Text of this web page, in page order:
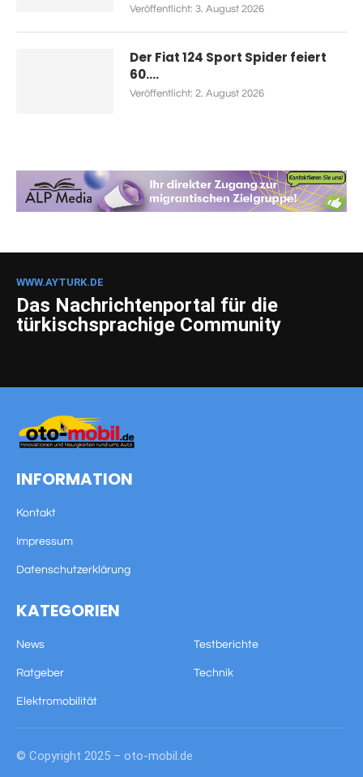
Veröffentlicht: 3. August 2026
Der Fiat 124 Sport Spider feiert
60....
Veröffentlicht: 2. August 2026
INFORMATION
Kontakt
Impressum
Datenschutzerklärung
KATEGORIEN
News Testberichte
Ratgeber Technik
Elektromobilität
© Copyright 2025 – oto-mobil.de
WWW.AYTURK.DE
Das Nachrichtenportal für die
türkischsprachige Community